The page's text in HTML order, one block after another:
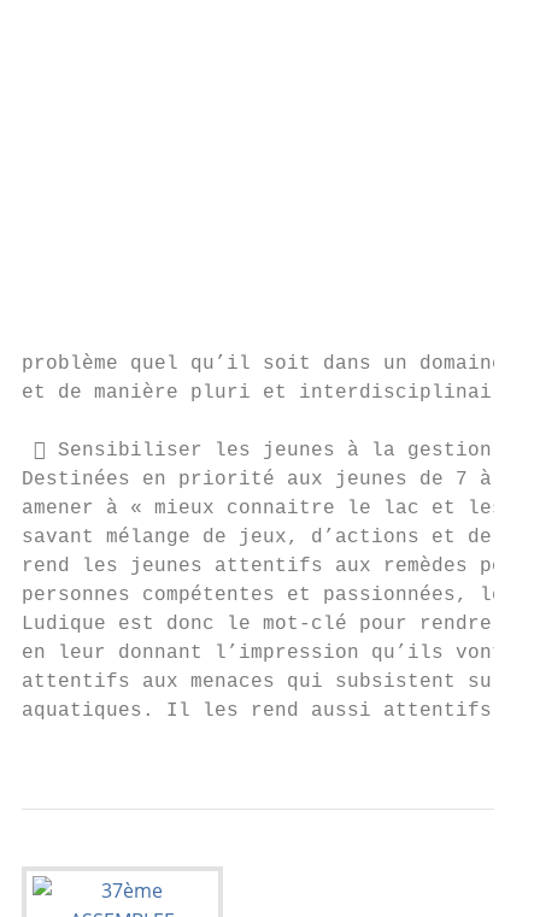
problème quel qu’il soit dans un domaine,
et de manière pluri et interdisciplinaire
 Sensibiliser les jeunes à la gestion
Destinées en priorité aux jeunes de 7 à
amener à « mieux connaitre le lac et les
savant mélange de jeux, d’actions et de
rend les jeunes attentifs aux remèdes
personnes compétentes et passionnées,
Ludique est donc le mot-clé pour rendre
en leur donnant l’impression qu’ils
attentifs aux menaces qui subsistent
aquatiques. Il les rend aussi attentifs au